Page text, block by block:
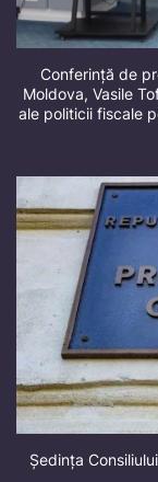
Conferință de
Moldova, Vasile
ale politicii fiscale
Ședința